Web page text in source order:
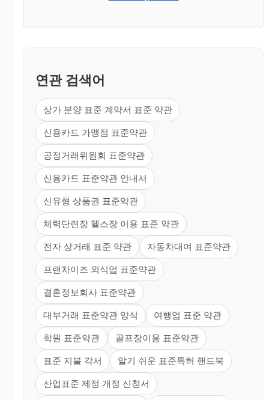
연관 검색어
상가 분양 표준 계약서 표준 약관
신용카드 가맹점 표준약관
공정거래위원회 표준약관
신용카드 표준약관 안내서
신유형 상품권 표준약관
체력단련장 헬스장 이용 표준 약관
전자 상거래 표준 약관 자동차대여 표준약관
프랜차이즈 외식업 표준약관
결혼정보회사 표준약관
대부거래 표준약관 양식 여행업 표준 약관
학원 표준약관 골프장이용 표준약관
표준 지불 각서 알기 쉬운 표준특허 핸드북
산업표준 제정 개정 신청서